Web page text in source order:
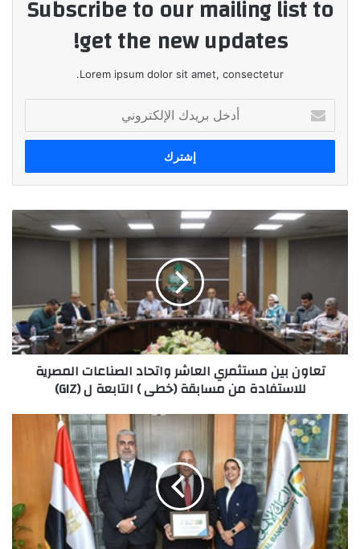
Subscribe to our mailing list to
get the new updates!
Lorem ipsum dolor sit amet, consectetur.
بريدك
الإلكتروني
تعاون
بين
الصناعات
المصرية
للاستفادة
من
مسابقة
التابعة
ل
تعاون بين مستثمري العاشر واتحاد الصناعات المصرية
للاستفادة من مسابقة (خطى ) التابعة ل (GIZ)
نسخة
صديقة
للبيئة
من
بطاقة
"ميزة"
من
البنك